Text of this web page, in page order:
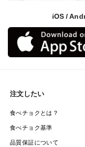
iOS /
注文したい
食べチョクとは？
食べチョク基準
品質保証について